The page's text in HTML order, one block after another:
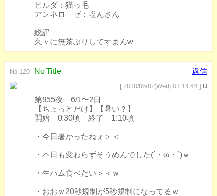
ヒルダ：猫っ毛
アンネローゼ：塩んさん
総評
久々に無茶ぶりしてすまんw
No.120 No Title 返信
[ 2010/06/02(Wed) 01:13:44 ] u
第955夜 6/1〜2日
【ちょっとだけ】【暑い？】
開始 0:30頃 終了 1:10頃
・今日暑かったねぇ＞＜
・本日も変わらずそうめんでした(´・ω・`)ｗ
・生ハム食べたい＞＜ｗ
・おおｗ20秒規制が5秒規制になってるｗ